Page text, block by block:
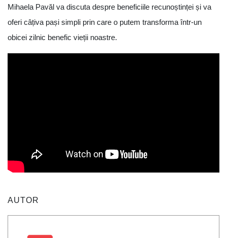
Mihaela Pavăl va discuta despre beneficiile recunoștinței și va
oferi câțiva pași simpli prin care o putem transforma într-un
obicei zilnic benefic vieții noastre.
AUTOR